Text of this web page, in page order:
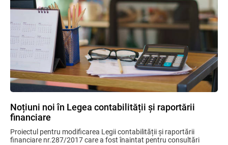
Noțiuni noi în Legea contabilității și raportării
financiare
Proiectul pentru modificarea Legii contabilității și raportării
financiare nr.287/2017 care a fost înaintat pentru consultări